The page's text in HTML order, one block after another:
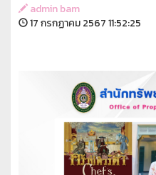
admin bam
17 กรกฏาคม 2567 11:52:25